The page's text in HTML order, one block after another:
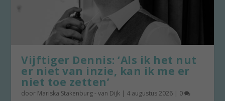
Vijftiger Dennis: ‘Als ik het nut
er niet van inzie, kan ik me er
niet toe zetten’
door Mariska Stakenburg - van Dijk | 4 augustus 2026 | 0